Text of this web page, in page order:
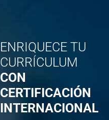
ENRIQUECE TU
CURRÍCULUM
CON
CERTIFICACIÓN
INTERNACIONAL